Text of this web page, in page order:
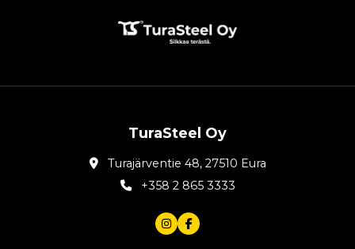
TuraSteel Oy
Turajärventie 48, 27510 Eura
+358 2 865 3333